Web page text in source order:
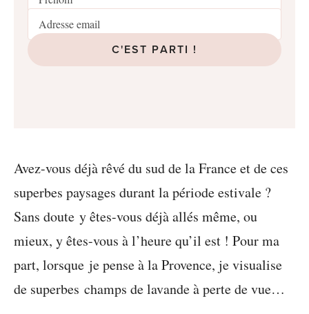
C'EST PARTI !
Avez-vous déjà rêvé du sud de la France et de ces
superbes paysages durant la période estivale ?
Sans doute y êtes-vous déjà allés même, ou
mieux, y êtes-vous à l’heure qu’il est ! Pour ma
part, lorsque je pense à la Provence, je visualise
de superbes champs de lavande à perte de vue…